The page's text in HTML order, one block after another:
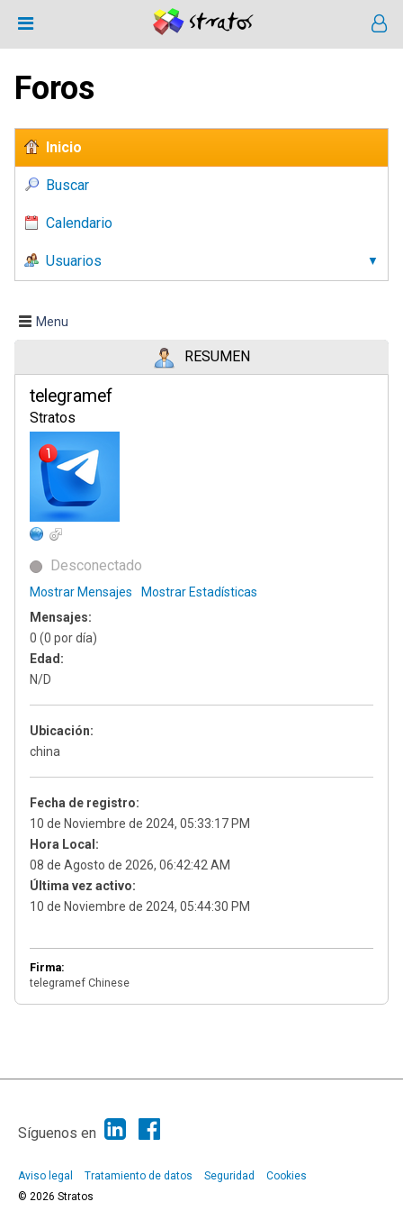
Foros
Inicio
Buscar
Calendario
Usuarios
Menu
RESUMEN
telegramef
Stratos
Desconectado
Mostrar Mensajes
Mostrar Estadísticas
Mensajes:
0 (0 por día)
Edad:
N/D
Ubicación:
china
Fecha de registro:
10 de Noviembre de 2024, 05:33:17 PM
Hora Local:
08 de Agosto de 2026, 06:42:42 AM
Última vez activo:
10 de Noviembre de 2024, 05:44:30 PM
Firma:
telegramef Chinese
|
Síguenos en
Aviso legal Tratamiento de datos Seguridad
Cookies
© 2026 Stratos